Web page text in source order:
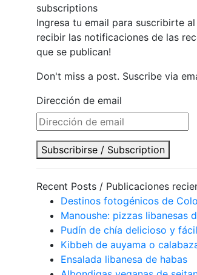
subscriptions
Ingresa tu email para suscribirte
recibir las notificaciones de las
que se publican!
Don't miss a post. Suscribe via
Dirección de email
Subscribirse / Subscription
Recent Posts / Publicaciones
Destinos fotogénicos de
Manoushe: pizzas libanesas
Pudín de chía delicioso y fácil
Kibbeh de auyama o
Ensalada libanesa de habas